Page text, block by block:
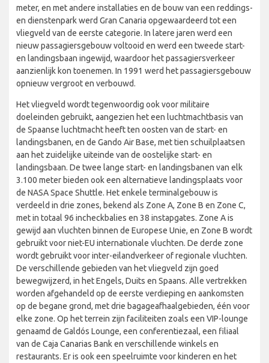
meter, en met andere installaties en de bouw van een reddings-
en dienstenpark werd Gran Canaria opgewaardeerd tot een
vliegveld van de eerste categorie. In latere jaren werd een
nieuw passagiersgebouw voltooid en werd een tweede start-
en landingsbaan ingewijd, waardoor het passagiersverkeer
aanzienlijk kon toenemen. In 1991 werd het passagiersgebouw
opnieuw vergroot en verbouwd.
Het vliegveld wordt tegenwoordig ook voor militaire
doeleinden gebruikt, aangezien het een luchtmachtbasis van
de Spaanse luchtmacht heeft ten oosten van de start- en
landingsbanen, en de Gando Air Base, met tien schuilplaatsen
aan het zuidelijke uiteinde van de oostelijke start- en
landingsbaan. De twee lange start- en landingsbanen van elk
3.100 meter bieden ook een alternatieve landingsplaats voor
de NASA Space Shuttle. Het enkele terminalgebouw is
verdeeld in drie zones, bekend als Zone A, Zone B en Zone C,
met in totaal 96 incheckbalies en 38 instapgates. Zone A is
gewijd aan vluchten binnen de Europese Unie, en Zone B wordt
gebruikt voor niet-EU internationale vluchten. De derde zone
wordt gebruikt voor inter-eilandverkeer of regionale vluchten.
De verschillende gebieden van het vliegveld zijn goed
bewegwijzerd, in het Engels, Duits en Spaans. Alle vertrekken
worden afgehandeld op de eerste verdieping en aankomsten
op de begane grond, met drie bagageafhaalgebieden, één voor
elke zone. Op het terrein zijn faciliteiten zoals een VIP-lounge
genaamd de Galdós Lounge, een conferentiezaal, een filiaal
van de Caja Canarias Bank en verschillende winkels en
restaurants. Er is ook een speelruimte voor kinderen en het